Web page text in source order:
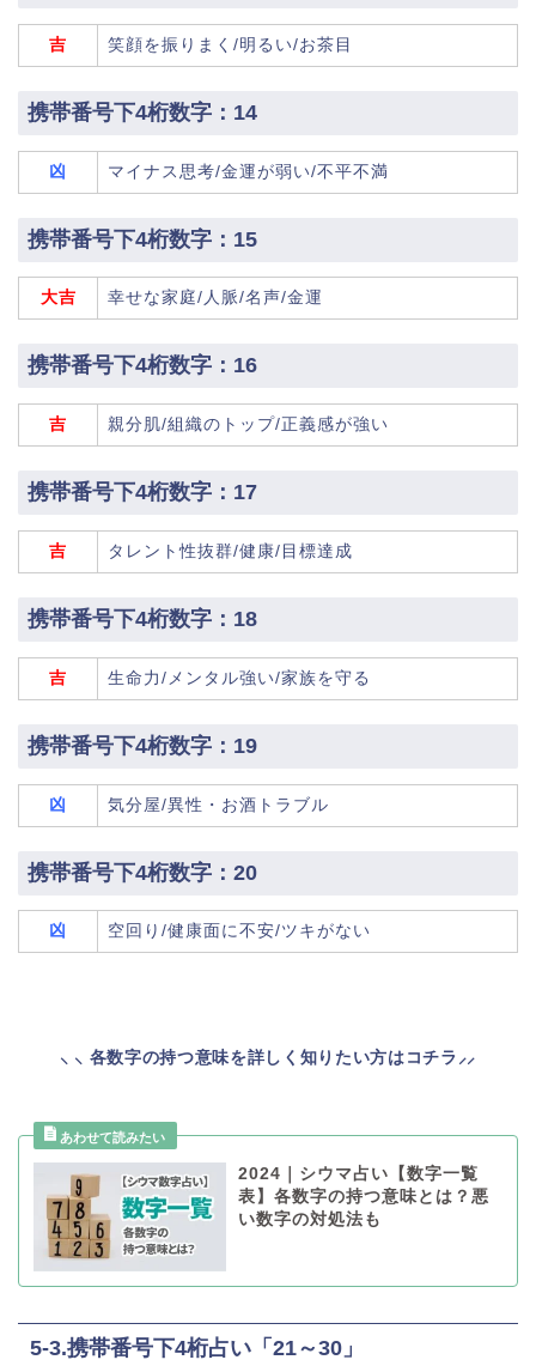
吉 笑顔を振りまく/明るい/お茶目
携帯番号下4桁数字：14
凶 マイナス思考/金運が弱い/不平不満
携帯番号下4桁数字：15
大吉 幸せな家庭/人脈/名声/金運
携帯番号下4桁数字：16
吉 親分肌/組織のトップ/正義感が強い
携帯番号下4桁数字：17
吉 タレント性抜群/健康/目標達成
携帯番号下4桁数字：18
吉 生命力/メンタル強い/家族を守る
携帯番号下4桁数字：19
凶 気分屋/異性・お酒トラブル
携帯番号下4桁数字：20
凶 空回り/健康面に不安/ツキがない
⸜ ⸜ 各数字の持つ意味を詳しく知りたい方はコチラ⸝⸝
2024｜シウマ占い【数字一覧
表】各数字の持つ意味とは？悪
い数字の対処法も
5-3.携帯番号下4桁占い「21～30」